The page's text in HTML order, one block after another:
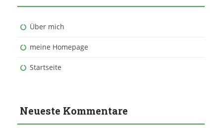
Über mich
meine Homepage
Startseite
Neueste Kommentare